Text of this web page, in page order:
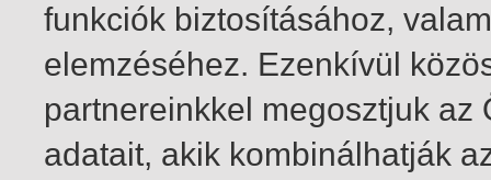
funkciók biztosításához,
elemzéséhez. Ezenkívül
partnereinkkel megosztjuk
adatait, akik kombinálhatják